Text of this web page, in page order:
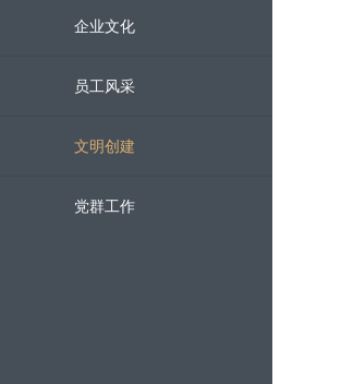
发展历程
荣誉资质
企业宣传片
招标信息
媒体聚焦
海外工程
企业文化
员工风采
文明创建
党群工作